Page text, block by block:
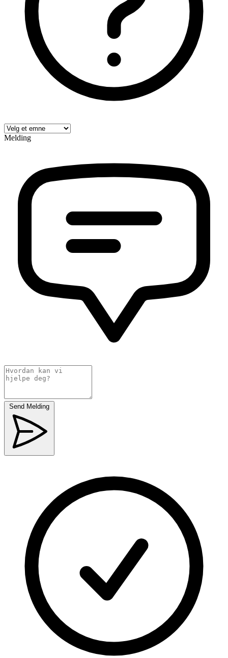
Melding
Send Melding